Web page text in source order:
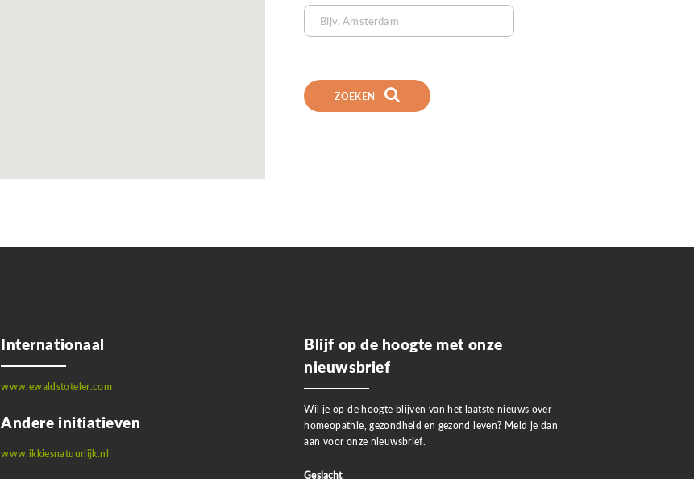
ZOEKEN
Internationaal
www.ewaldstoteler.com
Andere initiatieven
www.ikkiesnatuurlijk.nl
Blijf op de hoogte met onze
nieuwsbrief
Wil je op de hoogte blijven van het laatste nieuws over
homeopathie, gezondheid en gezond leven? Meld je dan
aan voor onze nieuwsbrief.
Geslacht